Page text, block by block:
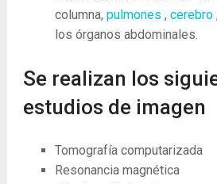
columna, pulmones , cerebro
los órganos abdominales.
Se realizan los
estudios de imagen
Tomografía computarizada
Resonancia magnética